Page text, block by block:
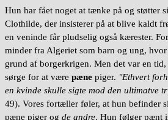
Hun har fået noget at tænke på og støtter
Clothilde, der insisterer på at blive kaldt
en veninde får pludselig også kærester.
minder fra Algeriet som barn og ung,
grund af borgerkrigen. Men det var en
sørge for at være pæne piger. "Ethvert
en kvinde skulle sigte mod den ultimatve
49). Vores fortæller føler, at hun befinder
pæne piger og de andre. Hun følger pænt